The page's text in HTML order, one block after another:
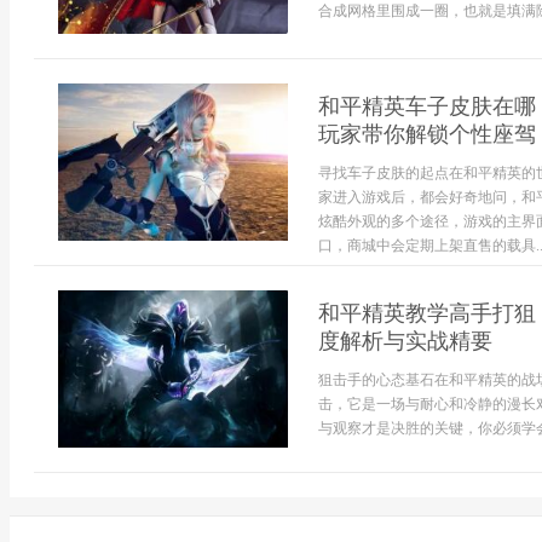
合成网格里围成一圈，也就是填
和平精英车子皮肤在
玩家带你解锁个性座驾
寻找车子皮肤的起点在和平精英
家进入游戏后，都会好奇地问，
炫酷外观的多个途径，游戏的主界
口，商城中会定期上架直售的载具
和平精英教学高手打
度解析与实战精要
狙击手的心态基石在和平精英的
击，它是一场与耐心和冷静的漫
与观察才是决胜的关键，你必须学